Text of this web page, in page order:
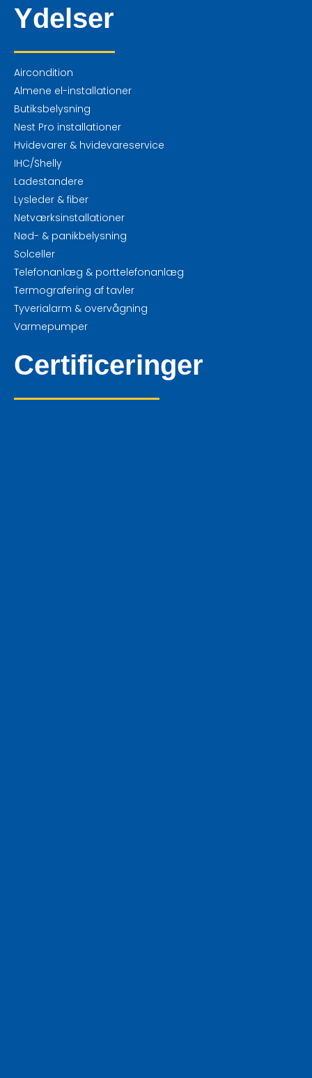
Ydelser
Aircondition
Almene el-installationer
Butiksbelysning
Nest Pro installationer
Hvidevarer & hvidevareservice
IHC/Shelly
Ladestandere
Lysleder & fiber
Netværksinstallationer
Nød- & panikbelysning
Solceller
Telefonanlæg & porttelefonanlæg
Termografering af tavler
Tyverialarm & overvågning
Varmepumper
Certificeringer